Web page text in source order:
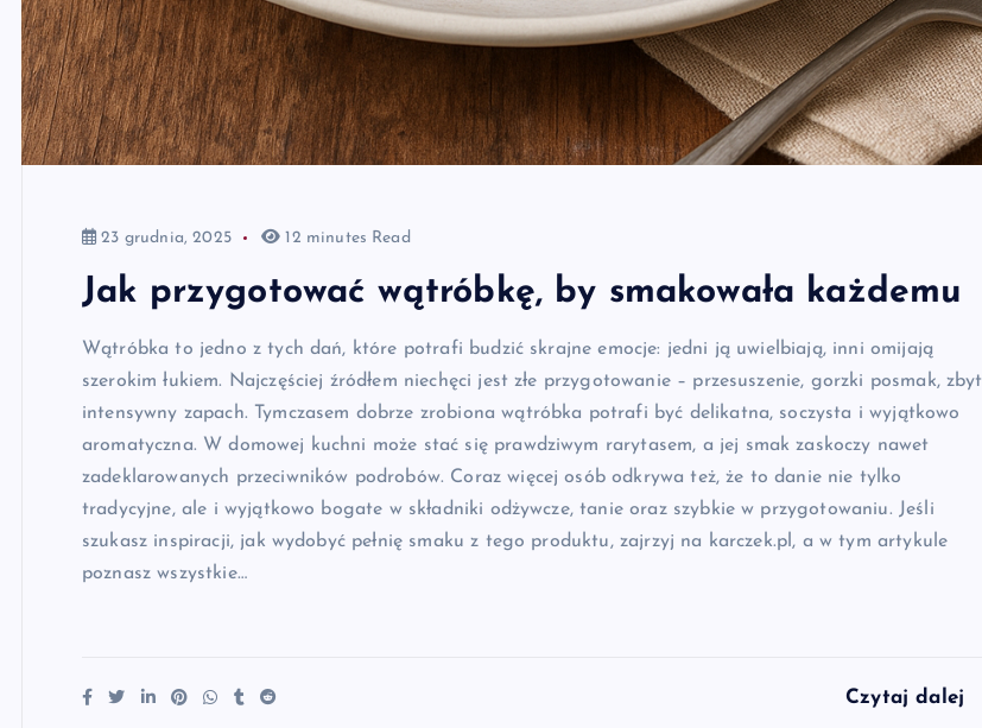
23 grudnia, 2025 12 minutes Read
Jak przygotować wątróbkę, by smakowała każdemu
Wątróbka to jedno z tych dań, które potrafi budzić skrajne emocje: jedni ją uwielbiają, inni omijają
szerokim łukiem. Najczęściej źródłem niechęci jest złe przygotowanie – przesuszenie, gorzki posmak, zbyt
intensywny zapach. Tymczasem dobrze zrobiona wątróbka potrafi być delikatna, soczysta i wyjątkowo
aromatyczna. W domowej kuchni może stać się prawdziwym rarytasem, a jej smak zaskoczy nawet
zadeklarowanych przeciwników podrobów. Coraz więcej osób odkrywa też, że to danie nie tylko
tradycyjne, ale i wyjątkowo bogate w składniki odżywcze, tanie oraz szybkie w przygotowaniu. Jeśli
szukasz inspiracji, jak wydobyć pełnię smaku z tego produktu, zajrzyj na karczek.pl, a w tym artykule
poznasz wszystkie…
Czytaj dalej